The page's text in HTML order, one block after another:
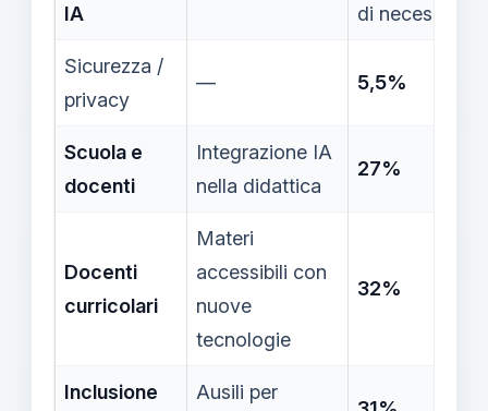
IA
di necessità
Sicurezza /
privacy
— 5,5%
Scuola e
docenti
Integrazione IA
nella didattica
27%
Docenti
curricolari
Materi
accessibili con
nuove
tecnologie
32%
Inclusione Ausili per